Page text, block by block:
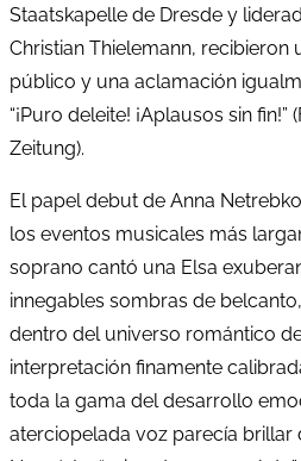
Staatskapelle de Dresde y
Christian Thielemann, recibieron
público y una aclamación
“¡Puro deleite! ¡Aplausos sin
Zeitung).
El papel debut de Anna
los eventos musicales más
soprano cantó una Elsa
innegables sombras de
dentro del universo romántico
interpretación finamente
toda la gama del desarrollo
aterciopelada voz parecía brillar